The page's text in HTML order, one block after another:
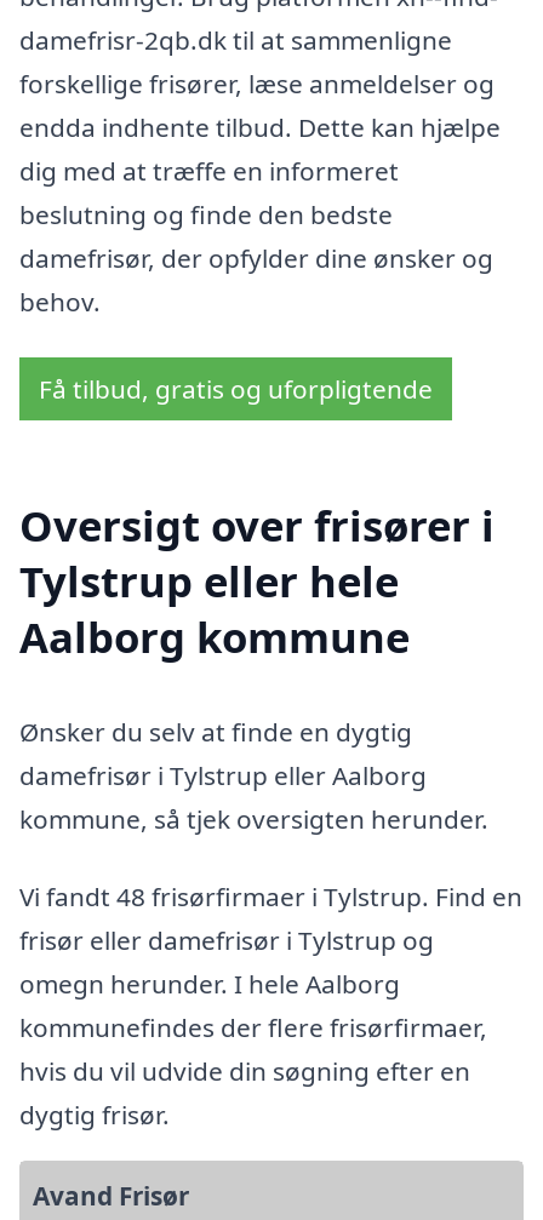
damefrisr-2qb.dk til at sammenligne
forskellige frisører, læse anmeldelser og
endda indhente tilbud. Dette kan hjælpe
dig med at træffe en informeret
beslutning og finde den bedste
damefrisør, der opfylder dine ønsker og
behov.
Få tilbud, gratis og uforpligtende
Oversigt over frisører i
Tylstrup eller hele
Aalborg kommune
Ønsker du selv at finde en dygtig
damefrisør i Tylstrup eller Aalborg
kommune, så tjek oversigten herunder.
Vi fandt 48 frisørfirmaer i Tylstrup. Find en
frisør eller damefrisør i Tylstrup og
omegn herunder. I hele Aalborg
kommunefindes der flere frisørfirmaer,
hvis du vil udvide din søgning efter en
dygtig frisør.
Avand Frisør